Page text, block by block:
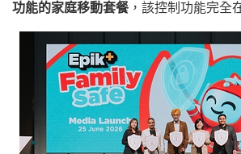
功能的家庭移動套餐，該控制功能完全